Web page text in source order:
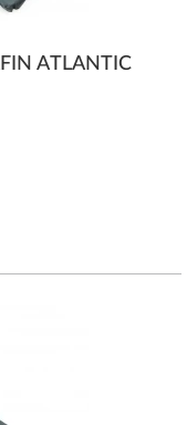
ATLANTIC